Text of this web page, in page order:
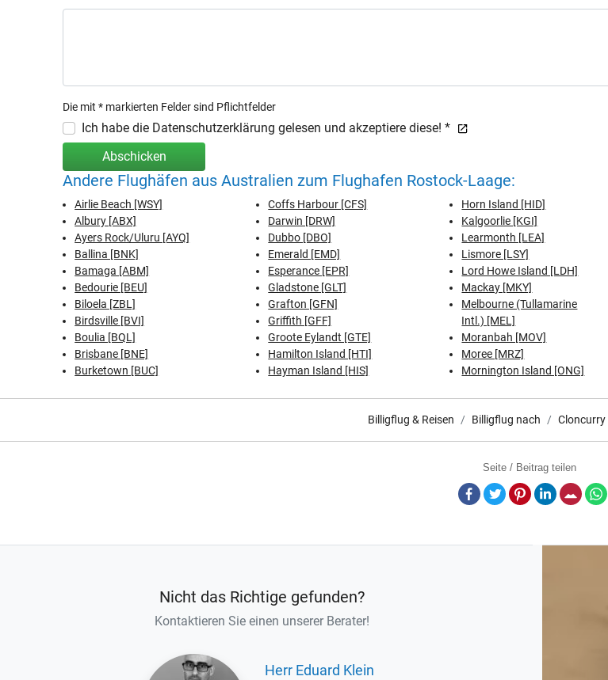
Die mit * markierten Felder sind Pflichtfelder
Ich habe die Datenschutzerklärung gelesen und akzeptiere diese! *
Abschicken
Andere Flughäfen aus Australien zum Flughafen Rostock-Laage:
Airlie Beach [WSY]
Albury [ABX]
Ayers Rock/Uluru [AYQ]
Ballina [BNK]
Bamaga [ABM]
Bedourie [BEU]
Biloela [ZBL]
Birdsville [BVI]
Boulia [BQL]
Brisbane [BNE]
Burketown [BUC]
Coffs Harbour [CFS]
Darwin [DRW]
Dubbo [DBO]
Emerald [EMD]
Esperance [EPR]
Gladstone [GLT]
Grafton [GFN]
Griffith [GFF]
Groote Eylandt [GTE]
Hamilton Island [HTI]
Hayman Island [HIS]
Horn Island [HID]
Kalgoorlie [KGI]
Learmonth [LEA]
Lismore [LSY]
Lord Howe Island [LDH]
Mackay [MKY]
Melbourne (Tullamarine
Intl.) [MEL]
Moranbah [MOV]
Moree [MRZ]
Mornington Island [ONG]
Billigflug & Reisen Billigflug nach Cloncurry
Seite / Beitrag teilen
Facebook
TwitterPinterestLinkedInE-Mail
Nicht das Richtige gefunden?
Kontaktieren Sie einen unserer Berater!
Herr Eduard Klein